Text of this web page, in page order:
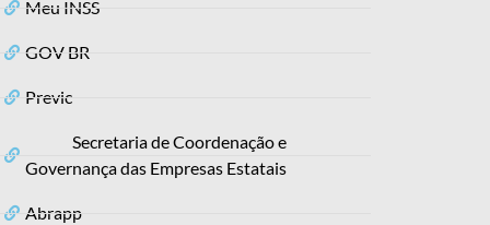
Meu INSS
GOV BR
Previc
Secretaria de Coordenação e
Governança das Empresas Estatais
Abrapp